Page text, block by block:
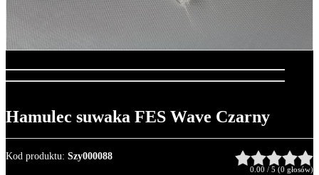
Hamulec suwaka FES Wave Czarny
Kod produktu: Szy000088
0.00 / 5 (0 głosów)